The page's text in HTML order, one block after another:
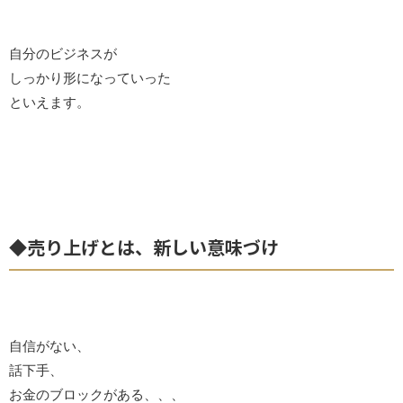
自分のビジネスが
しっかり形になっていった
といえます。
◆売り上げとは、新しい意味づけ
自信がない、
話下手、
お金のブロックがある、、、